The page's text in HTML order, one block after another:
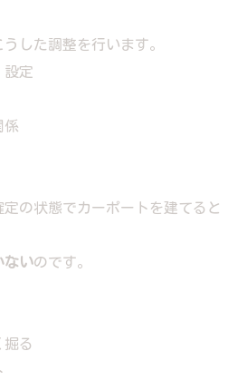
した調整を行います。
設定
係
定の状態でカーポートを建てると
ないのです。
掘る